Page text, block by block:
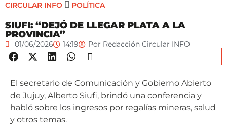
CIRCULAR INFO POLÍTICA
SIUFI: “DEJÓ DE LLEGAR PLATA A LA
PROVINCIA”
01/06/2026 14:19 Por Redacción Circular INFO
El secretario de Comunicación y Gobierno Abierto
de Jujuy, Alberto Siufi, brindó una conferencia y
habló sobre los ingresos por regalías mineras, salud
y otros temas.